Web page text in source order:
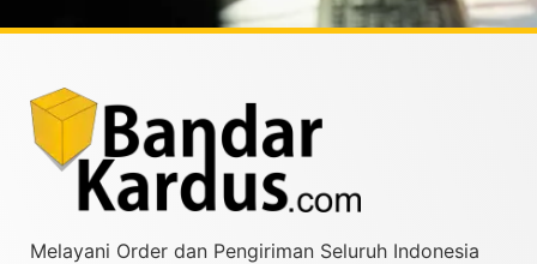
Melayani Order dan Pengiriman Seluruh Indonesia